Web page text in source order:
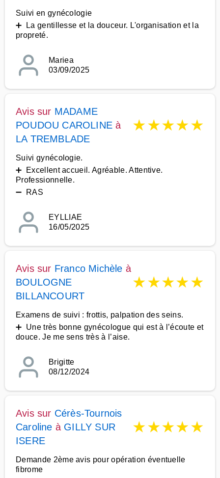
Suivi en gynécologie
➕ La gentillesse et la douceur. L'organisation et la
propreté.
Mariea
03/09/2025
Avis sur MADAME
POUDOU CAROLINE à
LA TREMBLADE
★★★★★
Suivi gynécologie.
➕ Excellent accueil. Agréable. Attentive.
Professionnelle.
➖ RAS
EYLLIAE
16/05/2025
Avis sur Franco Michèle à
BOULOGNE
BILLANCOURT
★★★★★
Examens de suivi : frottis, palpation des seins.
➕ Une très bonne gynécologue qui est à l’écoute et
douce. Je me sens très à l’aise.
Brigitte
08/12/2024
Avis sur Cérès-Tournois
Caroline à GILLY SUR
ISERE
★★★★★
Demande 2ème avis pour opération éventuelle
fibrome